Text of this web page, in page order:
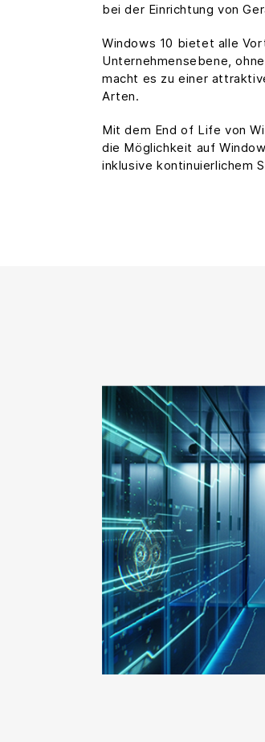
bei der Einrichtung von
Windows 10 bietet alle
Unternehmensebene,
macht es zu einer
Arten.
Mit dem End of Life von
die Möglichkeit auf
inklusive kontinuierlichem